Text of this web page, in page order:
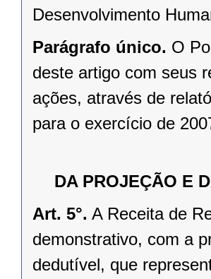
Desenvolvimento
Parágrafo único. O
deste artigo com seus
ações, através de
para o exercício de
DA PROJEÇÃO E
Art. 5°. A Receita de
demonstrativo, com a
dedutível, que